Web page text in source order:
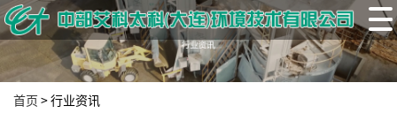
首页 >行业资讯